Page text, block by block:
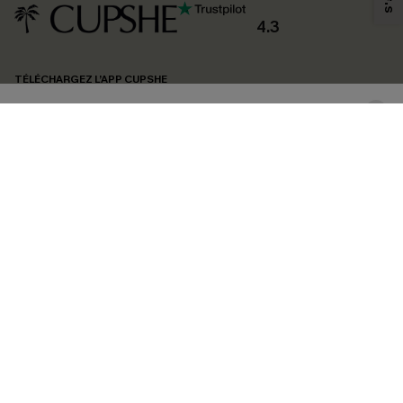
4.3
TÉLÉCHARGEZ L’APP CUPSHE
confidentialité
. Vous pouvez vous désabonner à tout moment.